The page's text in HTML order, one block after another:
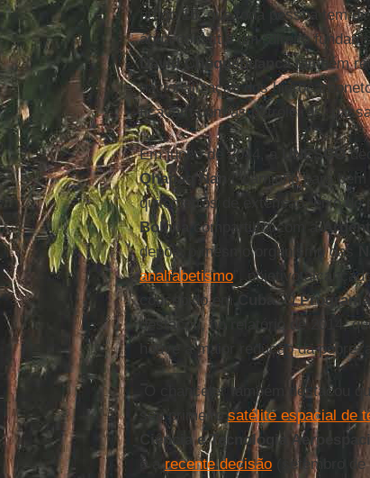
artigo 16, que toda pessoa tem
água constitui um “direito
David Choquehuancatambém
nacionalização dos
ficavam com as petroleiras,
Em junho de 2014, a UNESCO
Qhapaq Ñan
(“caminho para
quilômetros de extensão, eixo do
Bolívia
compartilha com a
depois o mesmo organismo das
analfabetismo”, objetivo
concebido em
. O
destacou, no relatório de 2014,
houve a maior redução da
O chanceler também destacou
seu primeiro satélite espacial de
Ciência e Tecnologia
é arecente decisão(setembro de